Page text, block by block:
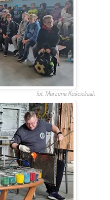
fot. Marzena Kościelniak